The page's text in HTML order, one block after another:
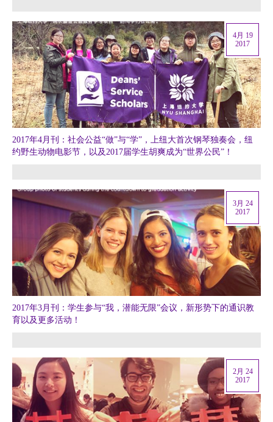
2017年4月刊：社会公益“做”与“学”，上纽大首次钢琴独奏会，纽
约野生动物电影节，以及2017届学生胡爽成为“世界公民”！
4月 19
2017
2017年3月刊：学生参与“我，潜能无限”会议，新形势下的通识教
育以及更多活动！
3月 24
2017
2月 24
2017